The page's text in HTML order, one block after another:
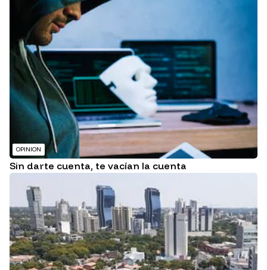
OPINION
Sin darte cuenta, te vacían la cuenta